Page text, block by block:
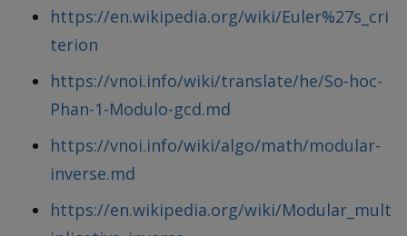
},
https://en.wikipedia.org/wiki/Euler%27s_cri
terion
https://vnoi.info/wiki/translate/he/So-hoc-
Phan-1-Modulo-gcd.md
https://vnoi.info/wiki/algo/math/modular-
inverse.md
https://en.wikipedia.org/wiki/Modular_mult